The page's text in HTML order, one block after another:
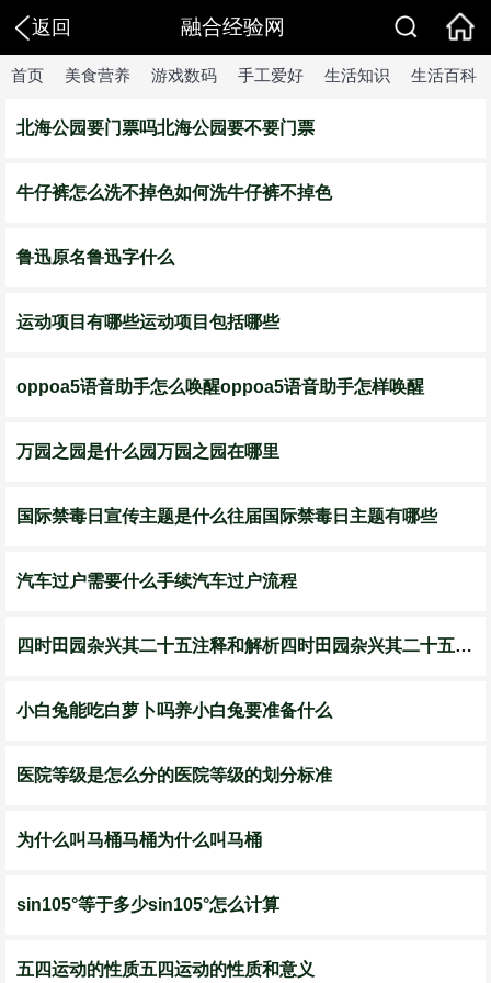
返回 融合经验网
首页 美食营养 游戏数码 手工爱好 生活知识 生活百科
北海公园要门票吗北海公园要不要门票
牛仔裤怎么洗不掉色如何洗牛仔裤不掉色
鲁迅原名鲁迅字什么
运动项目有哪些运动项目包括哪些
oppoa5语音助手怎么唤醒oppoa5语音助手怎样唤醒
万园之园是什么园万园之园在哪里
国际禁毒日宣传主题是什么往届国际禁毒日主题有哪些
汽车过户需要什么手续汽车过户流程
四时田园杂兴其二十五注释和解析四时田园杂兴其二十五全文
小白兔能吃白萝卜吗养小白兔要准备什么
医院等级是怎么分的医院等级的划分标准
为什么叫马桶马桶为什么叫马桶
sin105°等于多少sin105°怎么计算
五四运动的性质五四运动的性质和意义